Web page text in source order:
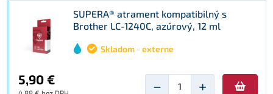
SUPERA® atrament kompatibilný s
Brother LC-1240C, azúrový, 12 ml
Skladom - externe
5,90 € − +